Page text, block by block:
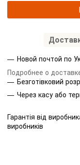
Новой почтой по
Подробнее о
Безготівковий
Через касу або
Гарантія від
виробників